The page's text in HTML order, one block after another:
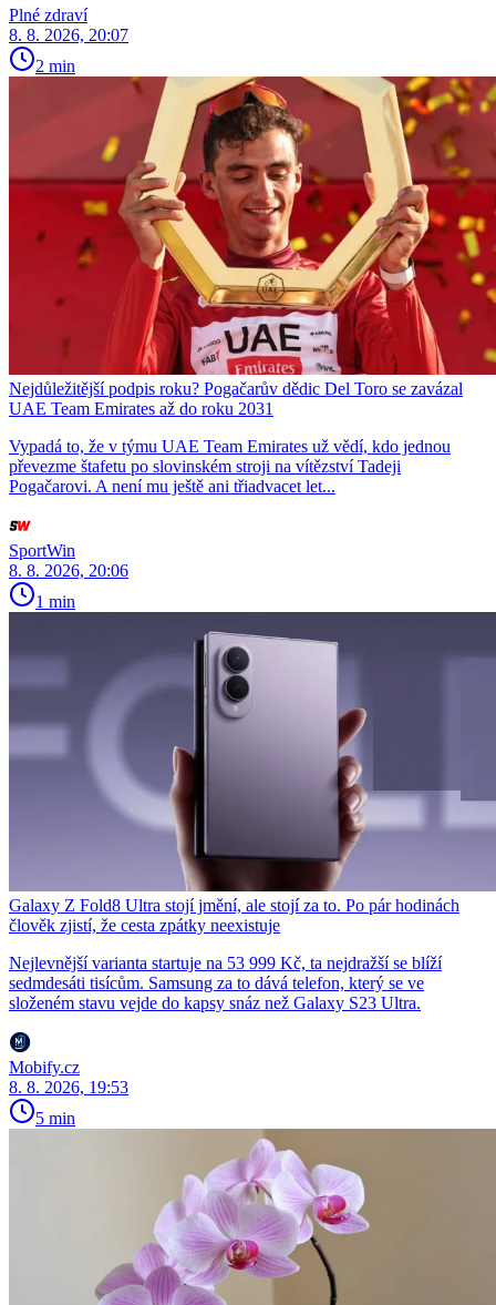
Plné zdraví
8. 8. 2026, 20:07
2 min
Nejdůležitější podpis roku? Pogačarův dědic Del Toro se zavázal
UAE Team Emirates až do roku 2031
Vypadá to, že v týmu UAE Team Emirates už vědí, kdo jednou
převezme štafetu po slovinském stroji na vítězství Tadeji
Pogačarovi. A není mu ještě ani třiadvacet let...
SportWin
8. 8. 2026, 20:06
1 min
Galaxy Z Fold8 Ultra stojí jmění, ale stojí za to. Po pár hodinách
člověk zjistí, že cesta zpátky neexistuje
Nejlevnější varianta startuje na 53 999 Kč, ta nejdražší se blíží
sedmdesáti tisícům. Samsung za to dává telefon, který se ve
složeném stavu vejde do kapsy snáz než Galaxy S23 Ultra.
Mobify.cz
8. 8. 2026, 19:53
5 min